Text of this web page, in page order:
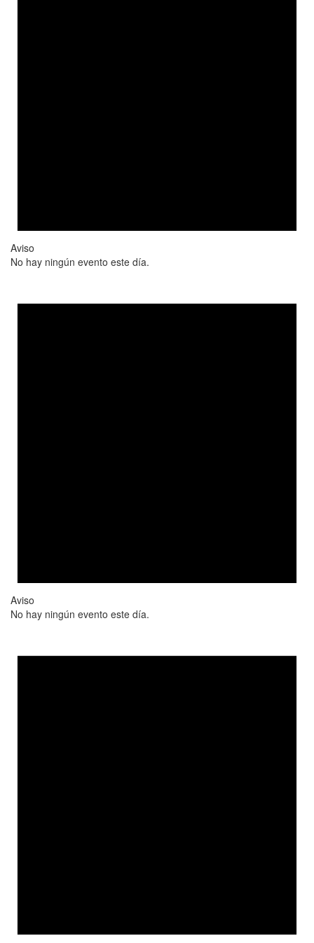
Aviso
No hay ningún evento este día.
Aviso
No hay ningún evento este día.